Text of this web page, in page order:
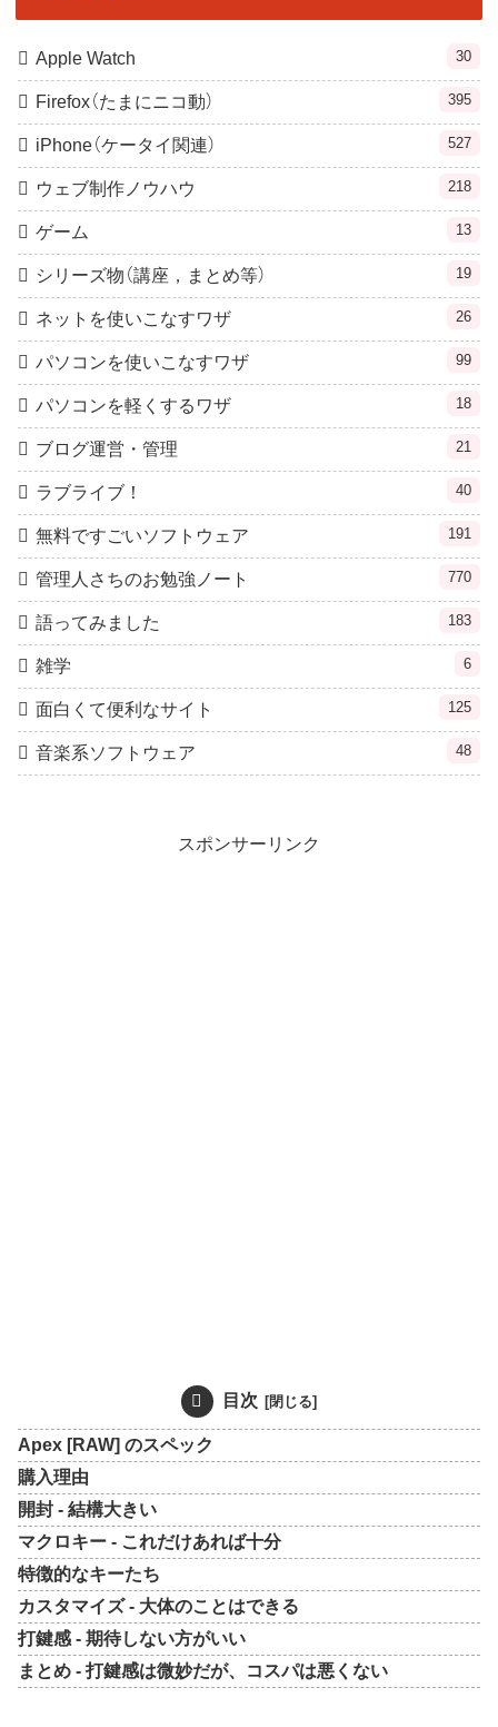
Apple Watch 30
Firefox（たまにニコ動） 395
iPhone（ケータイ関連） 527
ウェブ制作ノウハウ 218
ゲーム 13
シリーズ物（講座，まとめ等） 19
ネットを使いこなすワザ 26
パソコンを使いこなすワザ 99
パソコンを軽くするワザ 18
ブログ運営・管理 21
ラブライブ！ 40
無料ですごいソフトウェア 191
管理人さちのお勉強ノート 770
語ってみました 183
雑学 6
面白くて便利なサイト 125
音楽系ソフトウェア 48
スポンサーリンク
目次
Apex [RAW] のスペック
購入理由
開封 - 結構大きい
マクロキー - これだけあれば十分
特徴的なキーたち
カスタマイズ - 大体のことはできる
打鍵感 - 期待しない方がいい
まとめ - 打鍵感は微妙だが、コスパは悪くない